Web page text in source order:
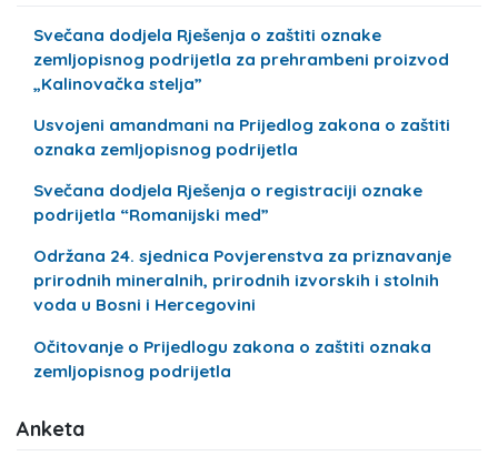
Svečana dodjela Rješenja o zaštiti oznake
zemljopisnog podrijetla za prehrambeni proizvod
„Kalinovačka stelja”
Usvojeni amandmani na Prijedlog zakona o zaštiti
oznaka zemljopisnog podrijetla
Svečana dodjela Rješenja o registraciji oznake
podrijetla “Romanijski med”
Održana 24. sjednica Povjerenstva za priznavanje
prirodnih mineralnih, prirodnih izvorskih i stolnih
voda u Bosni i Hercegovini
Očitovanje o Prijedlogu zakona o zaštiti oznaka
zemljopisnog podrijetla
Anketa